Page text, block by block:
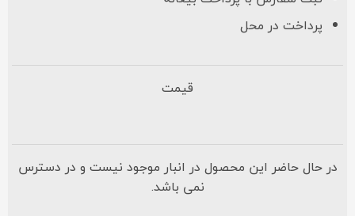
پرداخت در محل
قیمت
در حال حاضر این محصول در انبار موجود نیست و در دسترس
نمی باشد.